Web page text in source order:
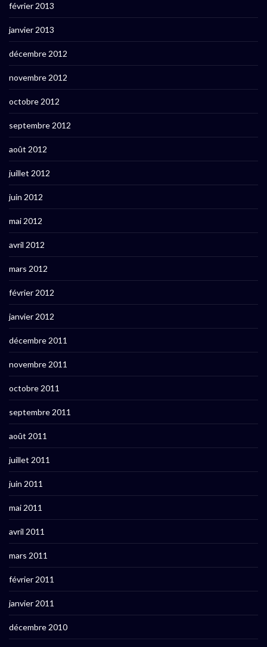
février 2013
janvier 2013
décembre 2012
novembre 2012
octobre 2012
septembre 2012
août 2012
juillet 2012
juin 2012
mai 2012
avril 2012
mars 2012
février 2012
janvier 2012
décembre 2011
novembre 2011
octobre 2011
septembre 2011
août 2011
juillet 2011
juin 2011
mai 2011
avril 2011
mars 2011
février 2011
janvier 2011
décembre 2010